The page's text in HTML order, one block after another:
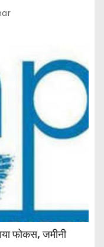
फोकस, जमीनी